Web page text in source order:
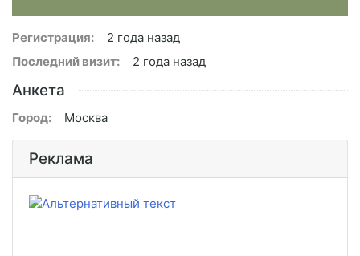
Регистрация:
2 года назад
Последний визит:
2 года назад
Анкета
Город: Москва
Реклама